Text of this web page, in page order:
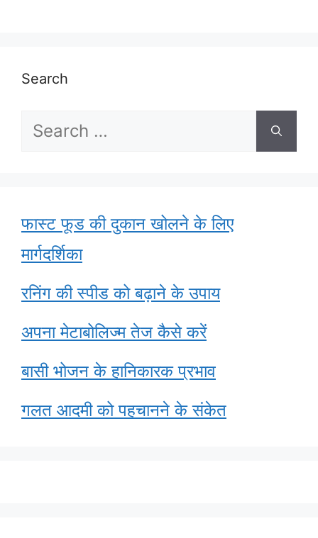
Search
Search
फास्ट फूड की दुकान खोलने के लिए
मार्गदर्शिका
रनिंग की स्पीड को बढ़ाने के उपाय
अपना मेटाबोलिज्म तेज कैसे करें
बासी भोजन के हानिकारक प्रभाव
गलत आदमी को पहचानने के संकेत